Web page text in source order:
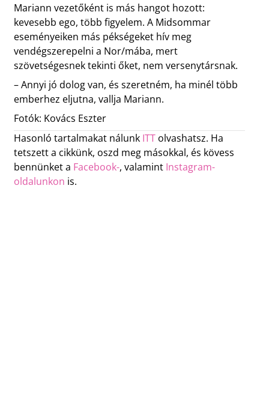
Mariann vezetőként is más hangot hozott:
kevesebb ego, több figyelem. A Midsommar
eseményeiken más pékségeket hív meg
vendégszerepelni a Nor/mába, mert
szövetségesnek tekinti őket, nem versenytársnak.
– Annyi jó dolog van, és szeretném, ha minél több
emberhez eljutna, vallja Mariann.
Fotók: Kovács Eszter
Hasonló tartalmakat nálunk ITTolvashatsz. Ha
tetszett a cikkünk, oszd meg másokkal, és kövess
bennünket a Facebook-, valamint Instagram-
oldalunkon is.